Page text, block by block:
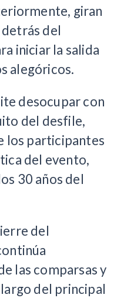
giran
del
iniciar la salida
alegóricos.
desocupar con
del desfile,
los participantes
del evento,
30 años del
del
las comparsas y
del principal